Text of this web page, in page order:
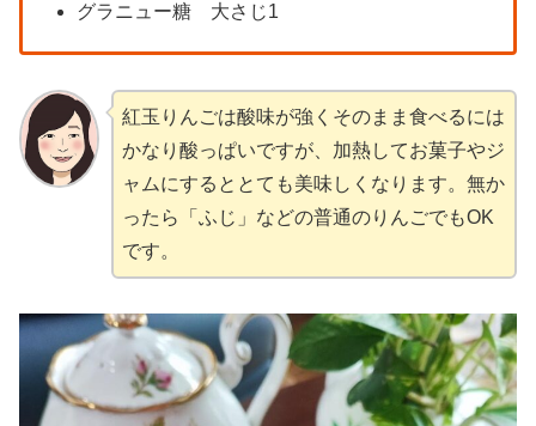
グラニュー糖 大さじ1
紅玉りんごは酸味が強くそのまま食べるには
かなり酸っぱいですが、加熱してお菓子やジ
ャムにするととても美味しくなります。無か
ったら「ふじ」などの普通のりんごでもOK
です。